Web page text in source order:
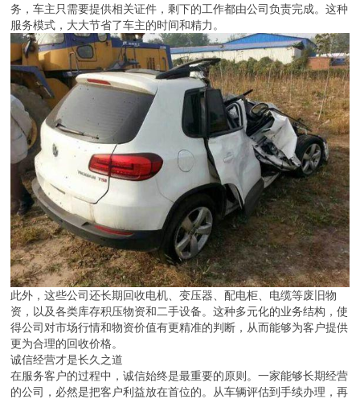
务，车主只需要提供相关证件，剩下的工作都由公司负责完成。这种
服务模式，大大节省了车主的时间和精力。
此外，这些公司还长期回收电机、变压器、配电柜、电缆等废旧物
资，以及各类库存积压物资和二手设备。这种多元化的业务结构，使
得公司对市场行情和物资价值有更精准的判断，从而能够为客户提供
更为合理的回收价格。
诚信经营才是长久之道
在服务客户的过程中，诚信始终是最重要的原则。一家能够长期经营
的公司，必然是把客户利益放在首位的。从车辆评估到手续办理，再